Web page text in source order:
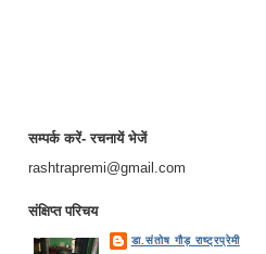
सम्पर्क करें- रचनायें भेजें
rashtrapremi@gmail.com
संक्षिप्त परिचय
डा.संतोष गौड़ राष्ट्रप्रेमी